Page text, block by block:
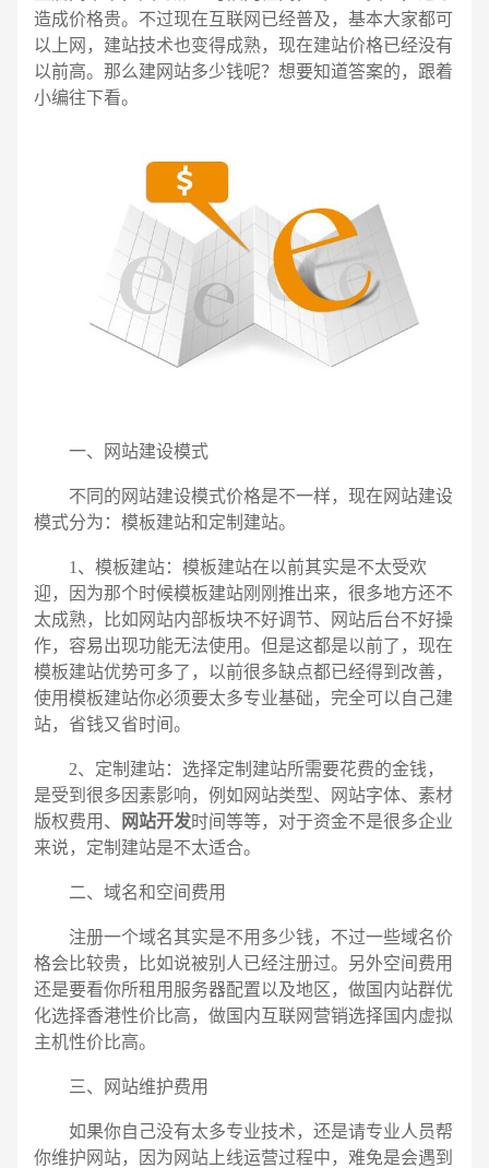
造成价格贵。不过现在互联网已经普及，基本大家都可
以上网，建站技术也变得成熟，现在建站价格已经没有
以前高。那么建网站多少钱呢？想要知道答案的，跟着
小编往下看。
一、网站建设模式
不同的网站建设模式价格是不一样，现在网站建设
模式分为：模板建站和定制建站。
1、模板建站：模板建站在以前其实是不太受欢
迎，因为那个时候模板建站刚刚推出来，很多地方还不
太成熟，比如网站内部板块不好调节、网站后台不好操
作，容易出现功能无法使用。但是这都是以前了，现在
模板建站优势可多了，以前很多缺点都已经得到改善，
使用模板建站你必须要太多专业基础，完全可以自己建
站，省钱又省时间。
2、定制建站：选择定制建站所需要花费的金钱，
是受到很多因素影响，例如网站类型、网站字体、素材
版权费用、
网站开发时间等等，对于资金不是很多企业
来说，定制建站是不太适合。
二、域名和空间费用
注册一个域名其实是不用多少钱，不过一些域名价
格会比较贵，比如说被别人已经注册过。另外空间费用
还是要看你所租用服务器配置以及地区，做国内站群优
化选择香港性价比高，做国内互联网营销选择国内虚拟
主机性价比高。
三、网站维护费用
如果你自己没有太多专业技术，还是请专业人员帮
你维护网站，因为网站上线运营过程中，难免是会遇到
请输入您的公司名称 名字
电话 微信号